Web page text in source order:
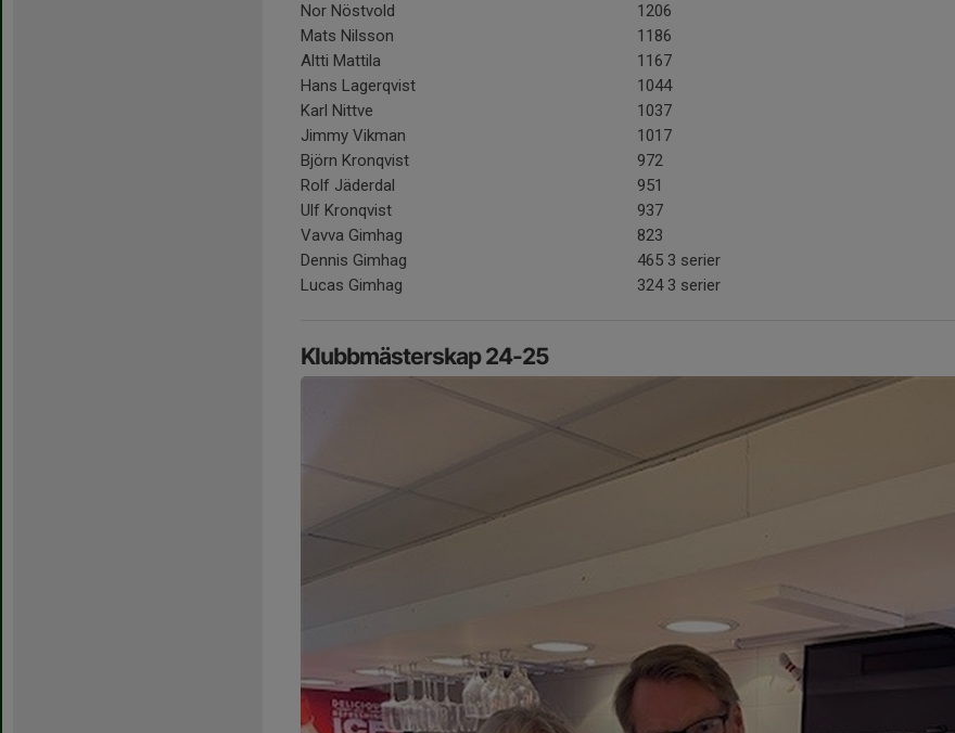
Nor Nöstvold
Mats Nilsson
Altti Mattila
Hans Lagerqvist
Karl Nittve
Jimmy Vikman
Björn Kronqvist
Rolf Jäderdal
Ulf Kronqvist
Vavva Gimhag
Dennis Gimhag
Lucas Gimhag
1206
1186
1167
1044
1037
1017
972
951
937
823
465 3 serier
324 3 serier
Klubbmästerskap 24-25